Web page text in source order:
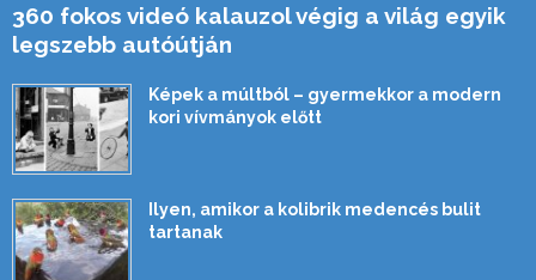
360 fokos videó kalauzol végig a világ egyik
legszebb autóútján
Képek a múltból – gyermekkor a modern
kori vívmányok előtt
Ilyen, amikor a kolibrik medencés bulit
tartanak